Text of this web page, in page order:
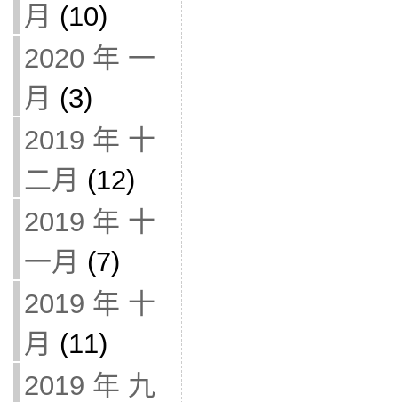
月 (10)
2020 年 一
月 (3)
2019 年 十
二月 (12)
2019 年 十
一月 (7)
2019 年 十
月 (11)
2019 年 九